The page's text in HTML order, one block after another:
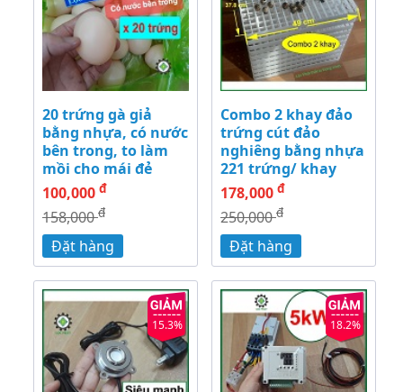
20 trứng gà giả
bằng nhựa, có nước
bên trong, to làm
mồi cho mái đẻ
100,000 đ
158,000đ
Đặt hàng
Combo 2 khay đảo
trứng cút đảo
nghiêng bằng nhựa
221 trứng/ khay
178,000 đ
250,000đ
Đặt hàng
15.3% 18.2%